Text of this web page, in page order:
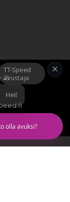
2)
TT-Speed
avustaja
Hei! Voin au
×
olla avuksi?